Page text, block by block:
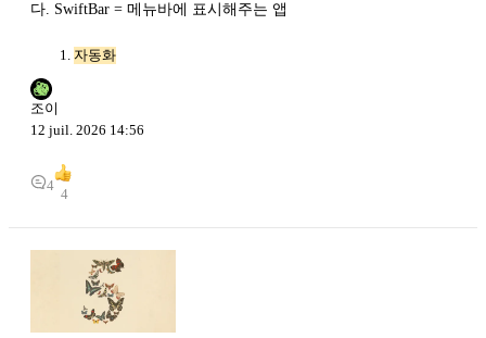
다. SwiftBar = 메뉴바에 표시해주는 앱
자동화
조이
12 juil. 2026 14:56
4
4